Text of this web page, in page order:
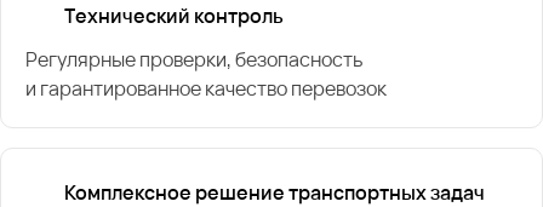
Технический контроль
Регулярные проверки, безопасность
и гарантированное качество перевозок
Комплексное решение транспортных задач